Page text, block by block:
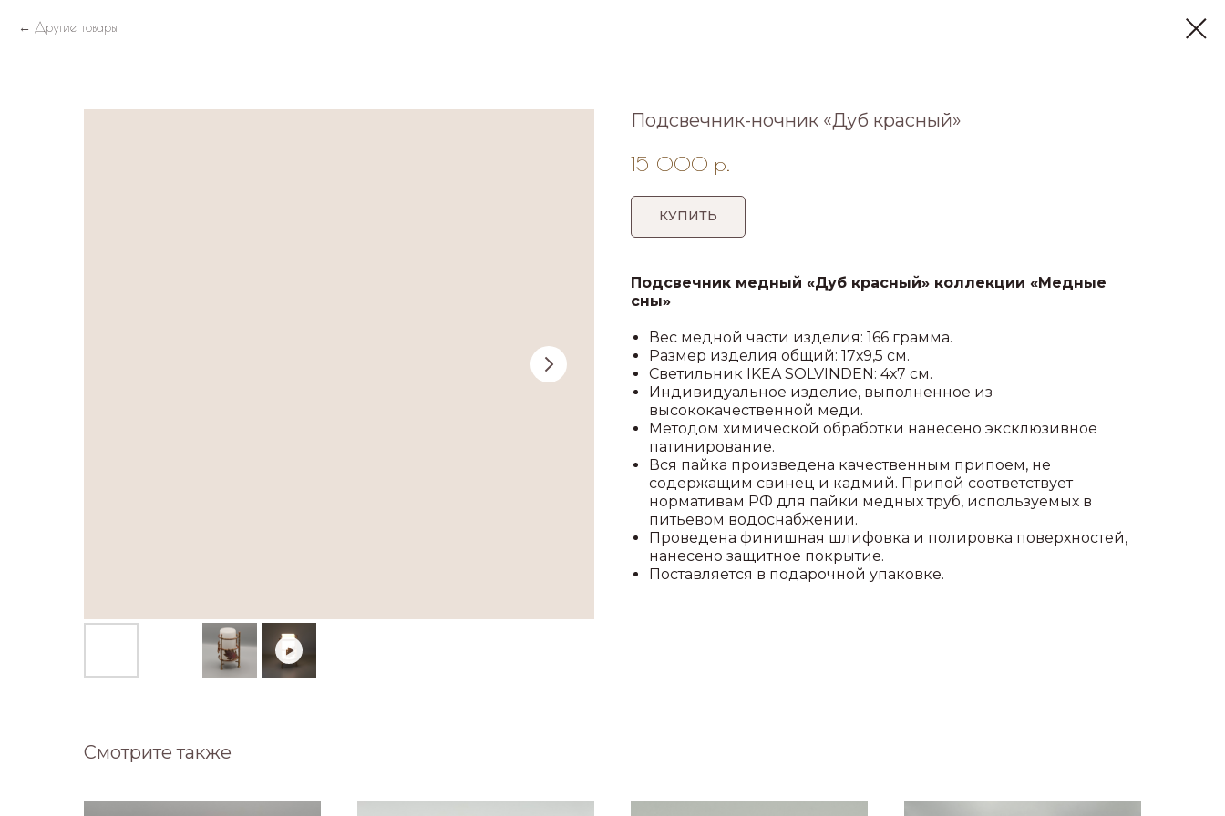
Другие товары
Подсвечник-ночник «Дуб красный»
15 000 р.
КУПИТЬ
Подсвечник медный «Дуб красный» коллекции «Медные
сны»
Вес медной части изделия: 166 грамма.
Размер изделия общий: 17х9,5 см.
Светильник IKEA SOLVINDEN: 4х7 см.
Индивидуальное изделие, выполненное из
высококачественной меди.
Методом химической обработки нанесено эксклюзивное
патинирование.
Вся пайка произведена качественным припоем, не
содержащим свинец и кадмий. Припой соответствует
нормативам РФ для пайки медных труб, используемых в
питьевом водоснабжении.
Проведена финишная шлифовка и полировка поверхностей,
нанесено защитное покрытие.
Поставляется в подарочной упаковке.
Смотрите также